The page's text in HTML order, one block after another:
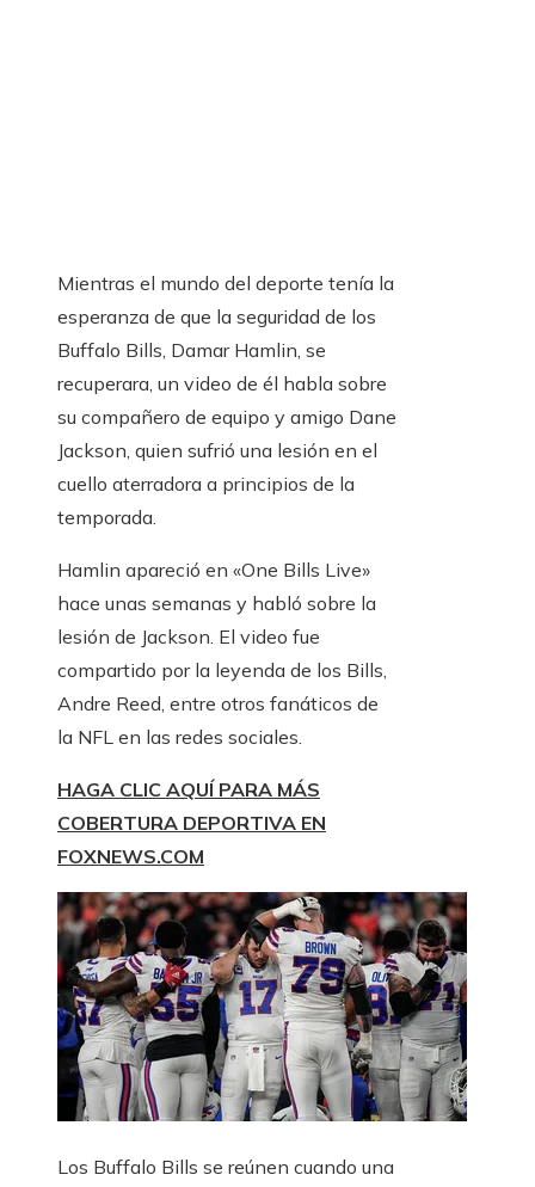
Mientras el mundo del deporte tenía la
esperanza de que la seguridad de los
Buffalo Bills, Damar Hamlin, se
recuperara, un video de él habla sobre
su compañero de equipo y amigo Dane
Jackson, quien sufrió una lesión en el
cuello aterradora a principios de la
temporada.
Hamlin apareció en «One Bills Live»
hace unas semanas y habló sobre la
lesión de Jackson. El video fue
compartido por la leyenda de los Bills,
Andre Reed, entre otros fanáticos de
la NFL en las redes sociales.
HAGA CLIC AQUÍ PARA MÁS
COBERTURA DEPORTIVA EN
FOXNEWS.COM
Los Buffalo Bills se reúnen cuando una